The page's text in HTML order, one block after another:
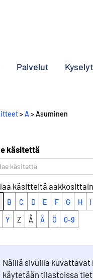
Palvelut
>A > Asuminen
käsitettä
käsitteitä aakkosittain
B C D E F G H I
Y Z Å Ä Ö 0-9
Näillä sivuilla
käytetään tilastoissa